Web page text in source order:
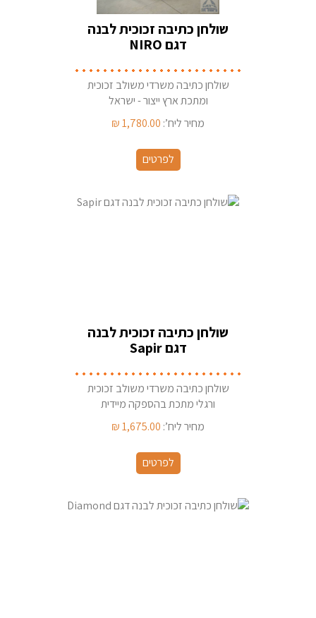
שולחן כתיבה זכוכית לבנה
דגם NIRO
שולחן כתיבה משרדי משולב זכוכית
ומתכת ארץ ייצור - ישראל
מחיר ליח’: 1,780.00
₪
לפרטים
שולחן כתיבה זכוכית לבנה
דגם Sapir
שולחן כתיבה משרדי משולב זכוכית
ורגלי מתכת בהספקה מיידית
מהמלאימחיר ליח’: 1,675.00
₪
לפרטים